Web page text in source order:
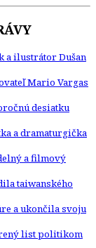
a ilustrátor Dušan
Mario Vargas
desiatku
a dramaturgička
a filmový
taiwanského
a ukončila svoju
list politikom